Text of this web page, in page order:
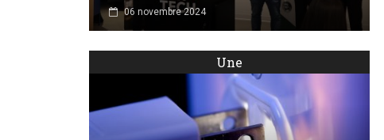
06 novembre 2024
Une